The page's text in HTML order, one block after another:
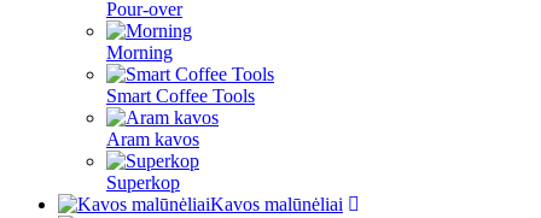
Pour-over
Morning
Smart Coffee Tools
Aram kavos
Superkop
Kavos malūnėliai